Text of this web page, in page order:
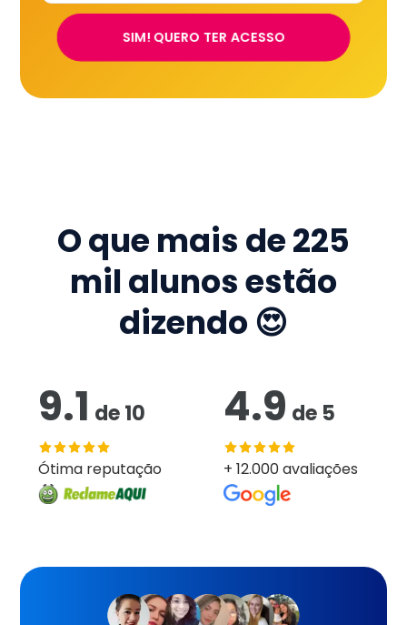
SIM! QUERO TER ACESSO
O que mais de225
mil alunos estão
dizendo 😍
9.1 de10
Ótima reputação
4.9 de 5
+ 12.000 avaliações